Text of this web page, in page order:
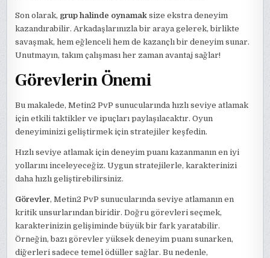
Son olarak, grup halinde oynamak size ekstra deneyim
kazandırabilir. Arkadaşlarınızla bir araya gelerek, birlikte
savaşmak, hem eğlenceli hem de kazançlı bir deneyim sunar.
Unutmayın, takım çalışması her zaman avantaj sağlar!
Görevlerin Önemi
Bu makalede, Metin2 PvP sunucularında hızlı seviye atlamak
için etkili taktikler ve ipuçları paylaşılacaktır. Oyun
deneyiminizi geliştirmek için stratejiler keşfedin.
Hızlı seviye atlamak için deneyim puanı kazanmanın en iyi
yollarını inceleyeceğiz. Uygun stratejilerle, karakterinizi
daha hızlı geliştirebilirsiniz.
Görevler, Metin2 PvP sunucularında seviye atlamanın en
kritik unsurlarından biridir. Doğru görevleri seçmek,
karakterinizin gelişiminde büyük bir fark yaratabilir.
Örneğin, bazı görevler yüksek deneyim puanı sunarken,
diğerleri sadece temel ödüller sağlar. Bu nedenle,